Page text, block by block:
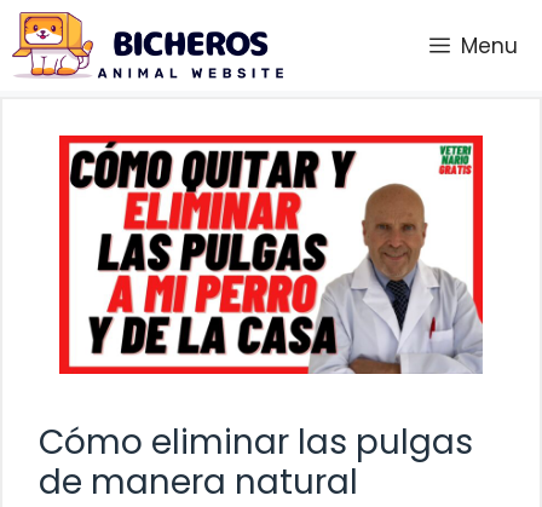
Saltar
al
contenido
Menu
Cómo eliminar las pulgas
de manera natural